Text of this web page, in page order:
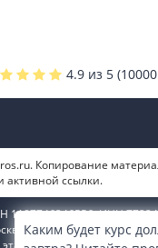
4.9 из 5 (10000
Копирование
активной ссылки.
ИНН
вн. тер. г.
4, ком. 66
Каким будет курс